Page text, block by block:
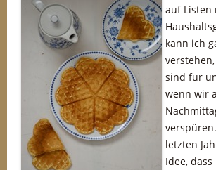
auf Listen
kann ich
sind für
wenn wir
letzten
Idee,